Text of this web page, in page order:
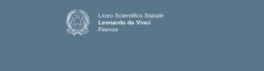
Liceo Scientifico Statale
Leonardo da Vinci
Firenze